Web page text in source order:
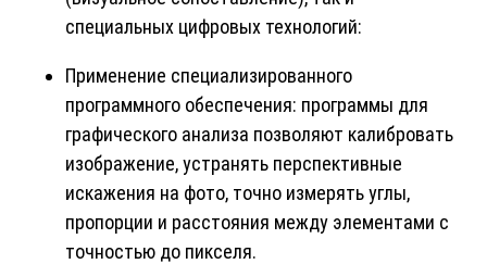
специальных цифровых технологий:
Применение специализированного
программного обеспечения: программы для
графического анализа позволяют калибровать
изображение, устранять перспективные
искажения на фото, точно измерять углы,
пропорции и расстояния между элементами с
точностью до пикселя.